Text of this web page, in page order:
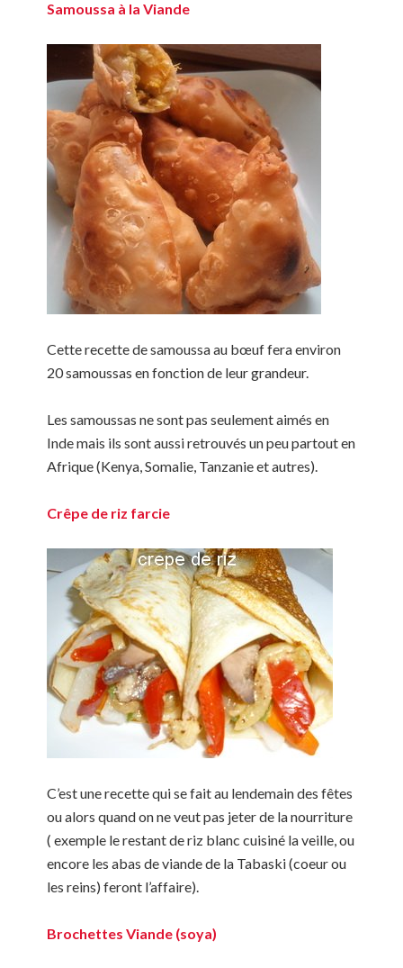
Samoussa à la Viande
Cette recette de samoussa au bœuf fera environ
20 samoussas en fonction de leur grandeur.
Les samoussas ne sont pas seulement aimés en
Inde mais ils sont aussi retrouvés un peu partout en
Afrique (Kenya, Somalie, Tanzanie et autres).
Crêpe de riz farcie
C’est une recette qui se fait au lendemain des fêtes
ou alors quand on ne veut pas jeter de la nourriture
( exemple le restant de riz blanc cuisiné la veille, ou
encore les abas de viande de la Tabaski (coeur ou
les reins) feront l’affaire).
Brochettes Viande (soya)